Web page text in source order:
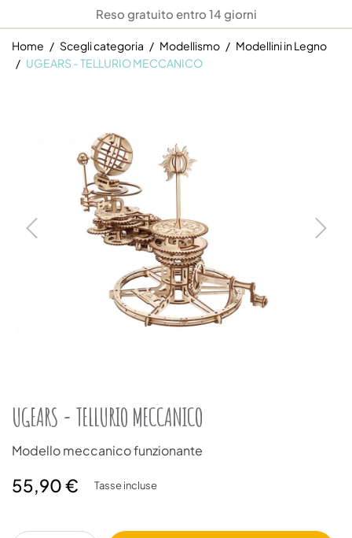
Reso gratuito entro 14 giorni
Home Scegli categoria Modellismo
Modellini in Legno
UGEARS - TELLURIO MECCANICO
UGEARS - TELLURIO MECCANICO
Modello meccanico funzionante
55,90 € Tasse incluse